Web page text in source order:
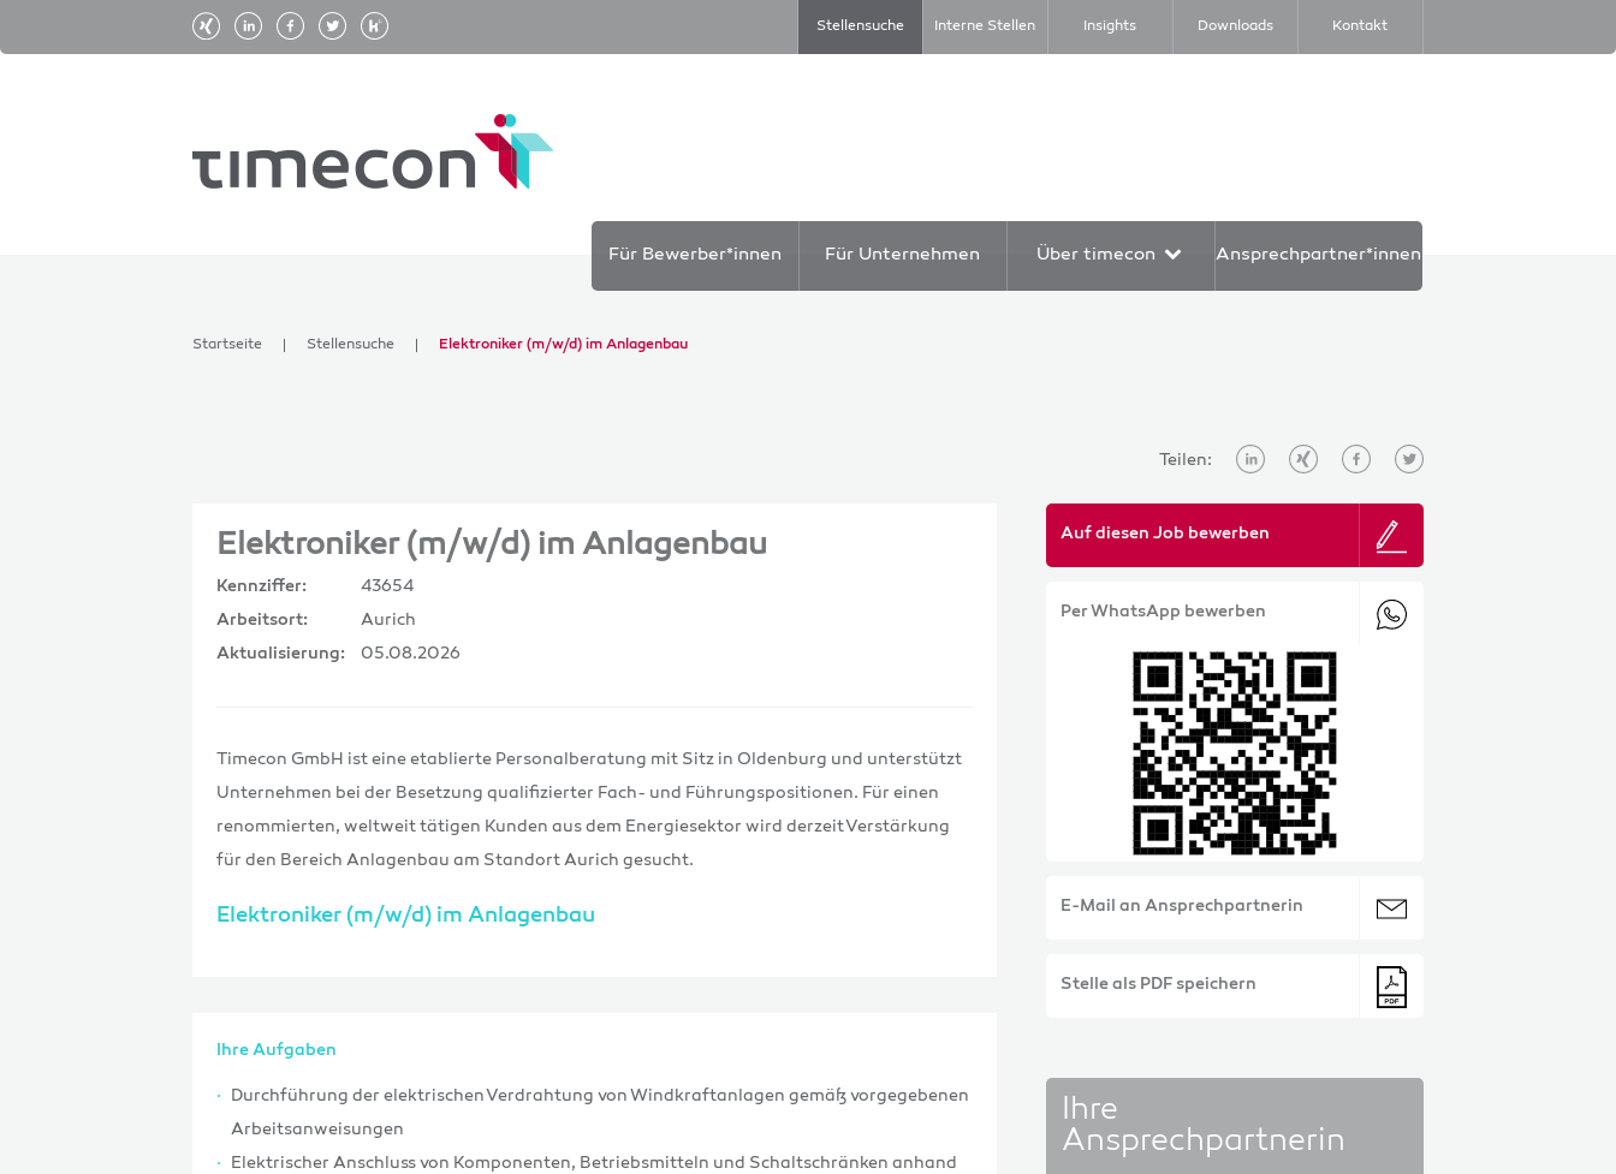
Stellensuche Interne Stellen Insights Downloads Kontakt
Für Bewerber*innen Für Unternehmen Über timecon Ansprechpartner*innen
Startseite Stellensuche Elektroniker (m/w/d) im Anlagenbau
Teilen:
Elektroniker (m/w/d) im Anlagenbau
Kennziffer: 43654
Arbeitsort: Aurich
Aktualisierung: 05.08.2026
Timecon GmbH ist eine etablierte Personalberatung mit Sitz in Oldenburg und unterstützt
Unternehmen bei der Besetzung qualifizierter Fach- und Führungspositionen. Für einen
renommierten, weltweit tätigen Kunden aus dem Energiesektor wird derzeit Verstärkung
für den Bereich Anlagenbau am Standort Aurich gesucht.
Elektroniker (m/w/d) im Anlagenbau
Ihre Aufgaben
Durchführung der elektrischen Verdrahtung von Windkraftanlagen gemäß vorgegebenen
Arbeitsanweisungen
Elektrischer Anschluss von Komponenten, Betriebsmitteln und Schaltschränken anhand
Auf diesen Job bewerben
Per WhatsApp bewerben
E-Mail an Ansprechpartnerin
Stelle als PDF speichern
Ihre
Ansprechpartnerin